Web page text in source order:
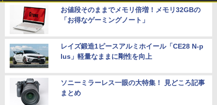
お値段そのままでメモリ倍増！メモリ32GBの
「お得なゲーミングノート」
レイズ鍛造1ピースアルミホイール「CE28 N-p
lus」軽量なままに剛性を向上
ソニーミラーレス一眼の大特集！ 見どころ記事
まとめ